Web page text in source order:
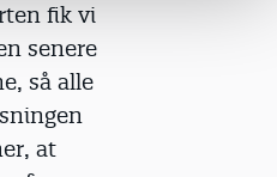
fik vi
senere
så alle
at